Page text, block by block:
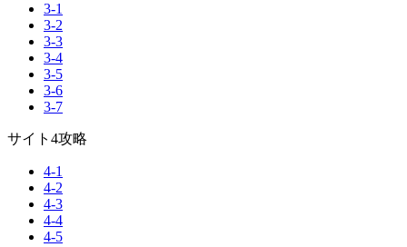
3-1
3-2
3-3
3-4
3-5
3-6
3-7
サイト4攻略
4-1
4-2
4-3
4-4
4-5